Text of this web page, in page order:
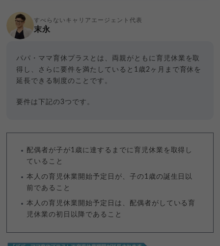
すべらないキャリアエージェント代表
末永
パパ・ママ育休プラスとは、両親がともに育児休業を取
得し、さらに要件を満たしていると1歳2ヶ月まで育休を
延長できる制度のことです。
要件は下記の3つです。
配偶者が子が1歳に達するまでに育児休業を取得し
ていること
本人の育児休業開始予定日が、子の1歳の誕生日以
前であること
本人の育児休業開始予定日は、配偶者がしている育
児休業の初日以降であること